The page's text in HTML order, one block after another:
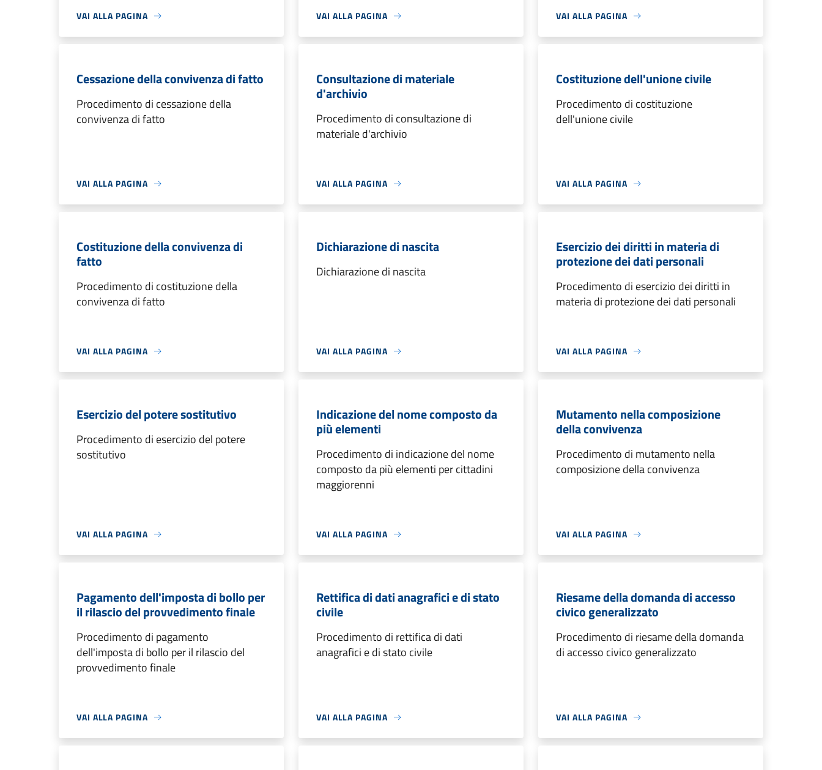
VAI ALLA PAGINA VAI ALLA PAGINA VAI ALLA PAGINA
Cessazione della convivenza di fatto
Procedimento di cessazione della
convivenza di fatto
VAI ALLA PAGINA
Consultazione di materiale
d'archivio
Procedimento di consultazione di
materiale d'archivio
VAI ALLA PAGINA
Costituzione dell'unione civile
Procedimento di costituzione
dell'unione civile
VAI ALLA PAGINA
Costituzione della convivenza di
fatto
Procedimento di costituzione della
convivenza di fatto
VAI ALLA PAGINA
Dichiarazione di nascita
Dichiarazione di nascita
VAI ALLA PAGINA
Esercizio dei diritti in materia di
protezione dei dati personali
Procedimento di esercizio dei diritti in
materia di protezione dei dati personali
VAI ALLA PAGINA
Esercizio del potere sostitutivo
Procedimento di esercizio del potere
sostitutivo
VAI ALLA PAGINA
Indicazione del nome composto da
più elementi
Procedimento di indicazione del nome
composto da più elementi per cittadini
maggiorenni
VAI ALLA PAGINA
Mutamento nella composizione
della convivenza
Procedimento di mutamento nella
composizione della convivenza
VAI ALLA PAGINA
Pagamento dell'imposta di bollo per
il rilascio del provvedimento finale
Procedimento di pagamento
dell'imposta di bollo per il rilascio del
provvedimento finale
VAI ALLA PAGINA
Rettifica di dati anagrafici e di stato
civile
Procedimento di rettifica di dati
anagrafici e di stato civile
VAI ALLA PAGINA
Riesame della domanda di accesso
civico generalizzato
Procedimento di riesame della domanda
di accesso civico generalizzato
VAI ALLA PAGINA